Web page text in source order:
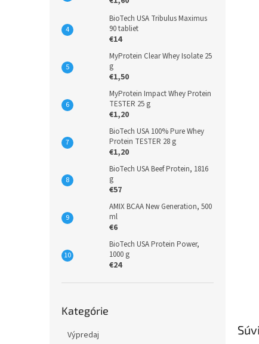
BioTech USA Tribulus Maximus
90 tabliet
€14
MyProtein Clear Whey Isolate 25
g
€1,50
MyProtein Impact Whey Protein
TESTER 25 g
€1,20
BioTech USA 100% Pure Whey
Protein TESTER 28 g
€1,20
BioTech USA Beef Protein, 1816
g
€57
AMIX BCAA New Generation, 500
ml
€6
BioTech USA Protein Power,
1000 g
€24
kategórie
Kategórie
Výpredaj